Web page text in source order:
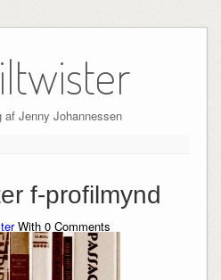
af Jenny Johannessen
f-profilmynd
With 0Comments